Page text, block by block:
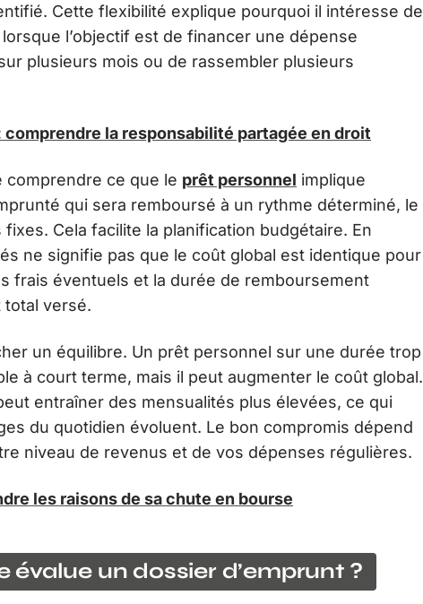
Cette flexibilité explique pourquoi il intéresse de
l’objectif est de financer une dépense
plusieurs mois ou de rassembler plusieurs
la responsabilité partagée en droit
comprendre ce que le prêt personnel implique
qui sera remboursé à un rythme déterminé, le
Cela facilite la planification budgétaire. En
ne signifie pas que le coût global est identique pour
frais éventuels et la durée de remboursement
versé.
un équilibre. Un prêt personnel sur une durée trop
à court terme, mais il peut augmenter le coût global.
entraîner des mensualités plus élevées, ce qui
du quotidien évoluent. Le bon compromis dépend
niveau de revenus et de vos dépenses régulières.
les raisons de sa chute en bourse
un dossier d’emprunt ?